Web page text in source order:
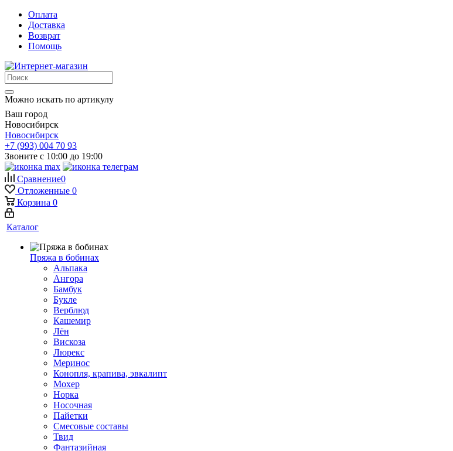
Оплата
Доставка
Возврат
Помощь
Можно искать по артикулу
Ваш город
Новосибирск
Новосибирск
+7 (993) 004 70 93
Звоните с 10:00 до 19:00
Сравнение0
Отложенные 0
Корзина 0
Каталог
Пряжа в бобинах
Альпака
Ангора
Бамбук
Букле
Верблюд
Кашемир
Лён
Вискоза
Люрекс
Меринос
Конопля, крапива, эвкалипт
Мохер
Норка
Носочная
Пайетки
Смесовые составы
Твид
Фантазийная